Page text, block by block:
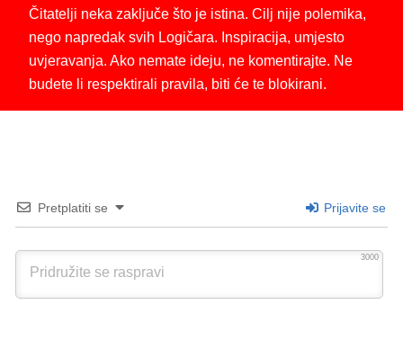
Čitatelji neka zaključe što je istina. Cilj nije polemika,
nego napredak svih Logičara. Inspiracija, umjesto
uvjeravanja. Ako nemate ideju, ne komentirajte. Ne
budete li respektirali pravila, biti će te blokirani.
Pretplatiti se Prijavite se
3000